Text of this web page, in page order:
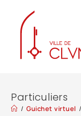
Particuliers
/ Guichet virtuel /